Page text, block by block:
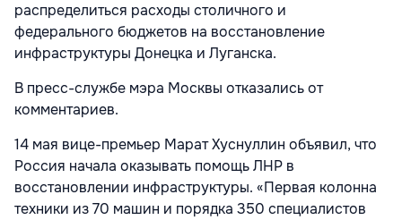
распределиться расходы столичного и
федерального бюджетов на восстановление
инфраструктуры Донецка и Луганска.
В пресс-службе мэра Москвы отказались от
комментариев.
14 мая вице-премьер Марат Хуснуллин объявил, что
Россия начала оказывать помощь ЛНР в
восстановлении инфраструктуры. «Первая колонна
техники из 70 машин и порядка 350 специалистов